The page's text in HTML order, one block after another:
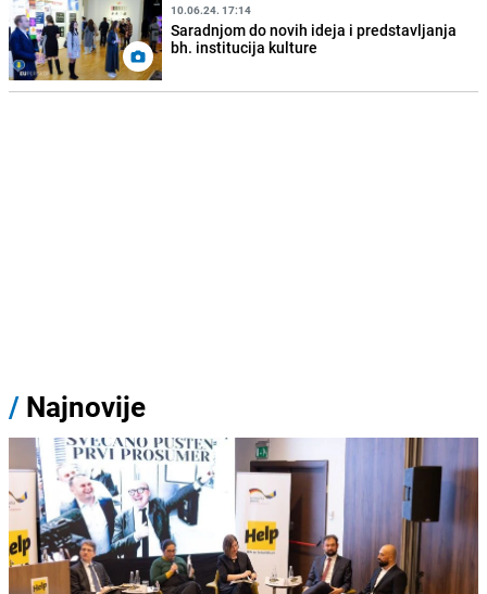
10.06.24. 17:14
Saradnjom do novih ideja i predstavljanja
bh. institucija kulture
/ Najnovije